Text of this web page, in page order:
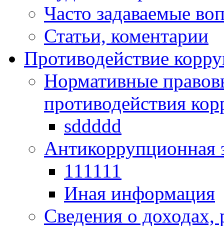
Часто задаваемые
Статьи, коментарии
Противодействие
Нормативные
противодействия
sddddd
Антикоррупционная
111111
Иная информация
Сведения о доходах,